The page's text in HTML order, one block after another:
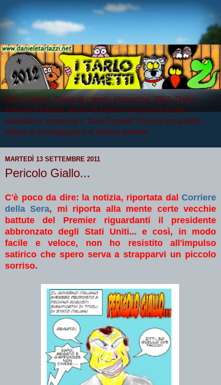
Arthur Serpis, Diario di coppia, Hiroscima, 2012, Darla
Artrosia Perhaps, un po' di satira e un pizzico di vita
quotidiana: insomma i "Tarlo Fumetti"! Che la forza della
lettura vi accompagni e vi diverta sempre.
MARTEDÌ 13 SETTEMBRE 2011
Pericolo Giallo...
C'è poco da dire: la notizia, riportata dal Corriere
della Sera, mi riporta alla mente certe vecchie
battute del Premier riguardanti il presidente
abbronzato degli Stati Uniti... e così, in modo
facile e veloce, non ho resistito all'impulso
satirico che spero serva a strapparvi un piccolo
sorriso.